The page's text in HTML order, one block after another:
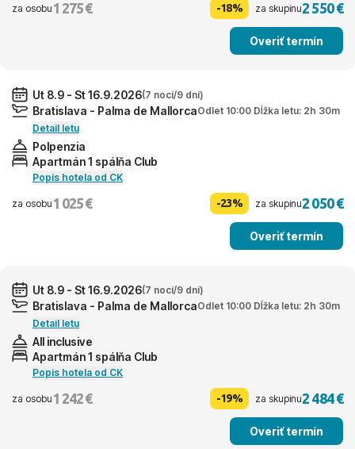
za osobu 1 275 € -18% za skupinu2 550 €
Overiť termín
Ut 8.9 - St 16.9.2026(7 nocí/9 dní)
Bratislava - Palma de MallorcaOdlet 10:00 Dĺžka letu: 2h 30m
Detail letu
Polpenzia
Apartmán 1 spálňa Club
Popis hotela od CK
za osobu 1 025 € -23% za skupinu2 050 €
Overiť termín
Ut 8.9 - St 16.9.2026(7 nocí/9 dní)
Bratislava - Palma de MallorcaOdlet 10:00 Dĺžka letu: 2h 30m
Detail letu
All inclusive
Apartmán 1 spálňa Club
Popis hotela od CK
za osobu 1 242 € -19% za skupinu2 484 €
Overiť termín